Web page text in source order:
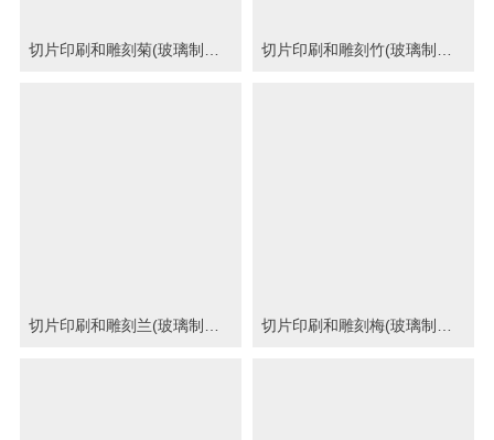
切片印刷和雕刻兰(玻璃制品印刷图) 切片印刷和雕刻梅(玻璃制品印刷图)